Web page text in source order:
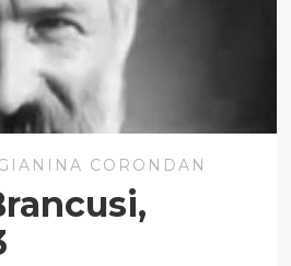
CORONDAN